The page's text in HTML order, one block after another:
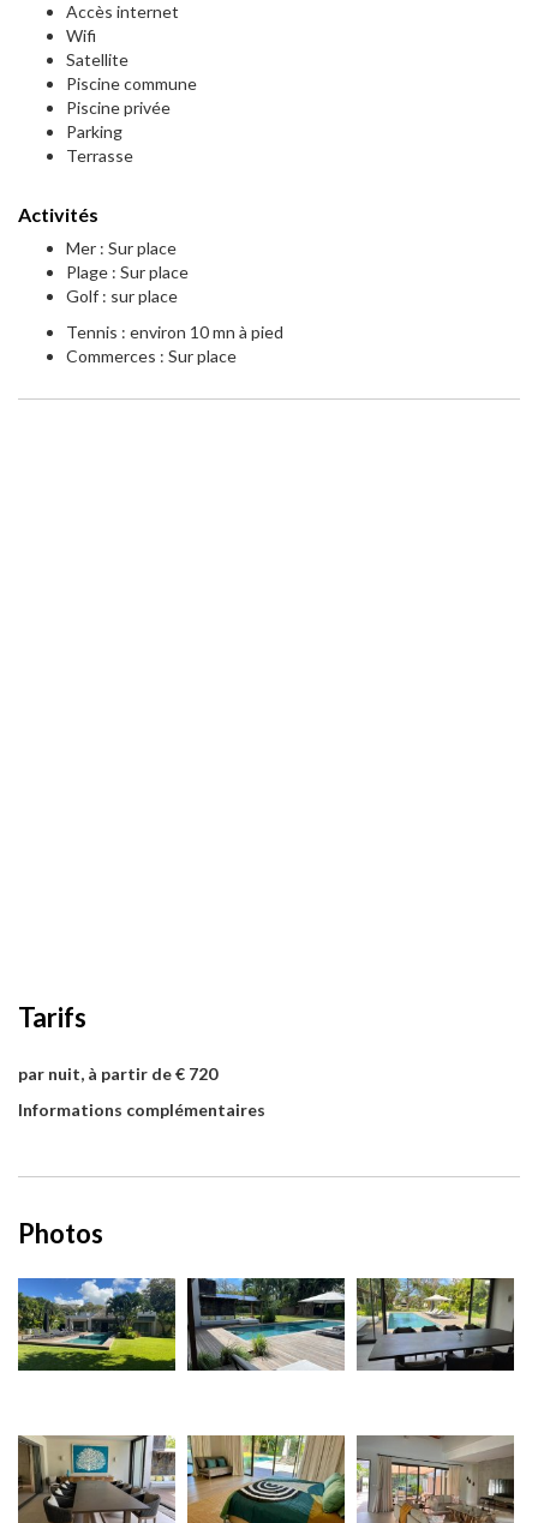
Accès internet
Wifi
Satellite
Piscine commune
Piscine privée
Parking
Terrasse
Activités
Mer : Sur place
Plage : Sur place
Golf : sur place
Tennis : environ 10 mn à pied
Commerces : Sur place
Tarifs
par nuit, à partir de € 720
Informations complémentaires
Photos